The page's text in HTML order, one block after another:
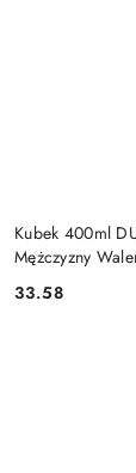
Kubek 400ml
Mężczyzny
Cena:
33.58